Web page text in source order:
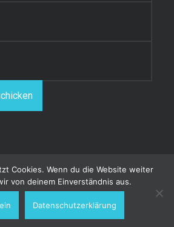
Hering's Blog |UsingReceptar
theme.|Back to top ↑
Cookies. Wenn du die Website weiter
von deinem Einverständnis aus.
Datenschutzerklärung